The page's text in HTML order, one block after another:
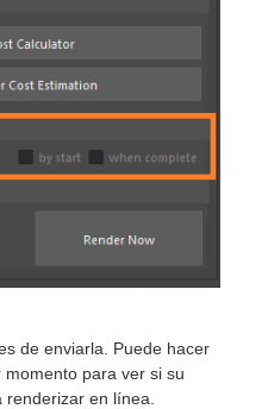
de enviarla. Puede hacer
para ver si su
en línea.